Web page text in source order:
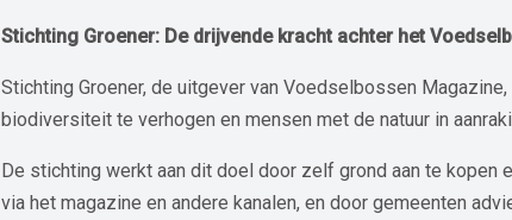
Stichting Groener: De drijvende kracht achter het
Stichting Groener, de uitgever van Voedselbossen
biodiversiteit te verhogen en mensen met de natuur in
De stichting werkt aan dit doel door zelf grond aan te kopen
via het magazine en andere kanalen, en door gemeenten